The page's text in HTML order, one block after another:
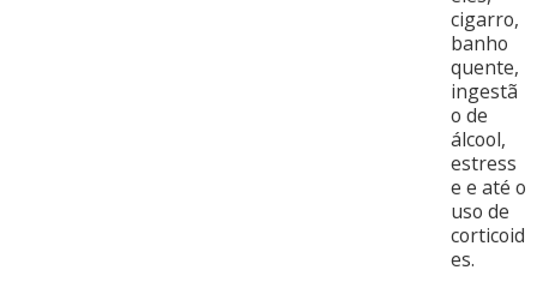
cigarro,
banho
quente,
ingestã
o de
álcool,
estress
e e até o
uso de
corticoid
es.